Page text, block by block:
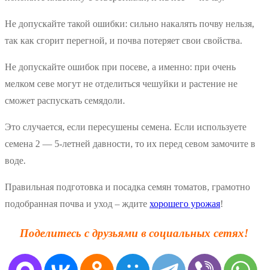
Не допускайте такой ошибки: сильно накалять почву нельзя,
так как сгорит перегной, и почва потеряет свои свойства.
Не допускайте ошибок при посеве, а именно: при очень
мелком севе могут не отделиться чешуйки и растение не
сможет распускать семядоли.
Это случается, если пересушены семена. Если используете
семена 2 — 5-летней давности, то их перед севом замочите в
воде.
Правильная подготовка и посадка семян томатов, грамотно
подобранная почва и уход – ждите хорошего урожая!
Поделитесь с друзьями в социальных сетях!